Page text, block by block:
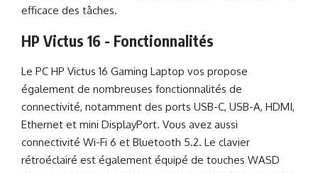
efficace des tâches.
HP Victus 16 - Fonctionnalités
Le PC HP Victus 16 Gaming Laptop vos propose
également de nombreuses fonctionnalités de
connectivité, notamment des ports USB-C, USB-A, HDMI,
Ethernet et mini DisplayPort. Vous avez aussi
connectivité Wi-Fi 6 et Bluetooth 5.2. Le clavier
rétroéclairé est également équipé de touches WASD